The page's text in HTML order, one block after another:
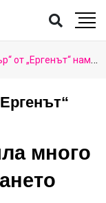
намери любовта
много